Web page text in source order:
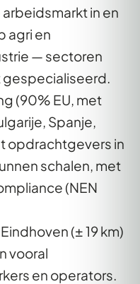
in en
agri en
— sectoren
gespecialiseerd.
(90% EU, met
Spanje,
opdrachtgevers in
schalen, met
(NEN
(± 19 km)
vooral
en operators.